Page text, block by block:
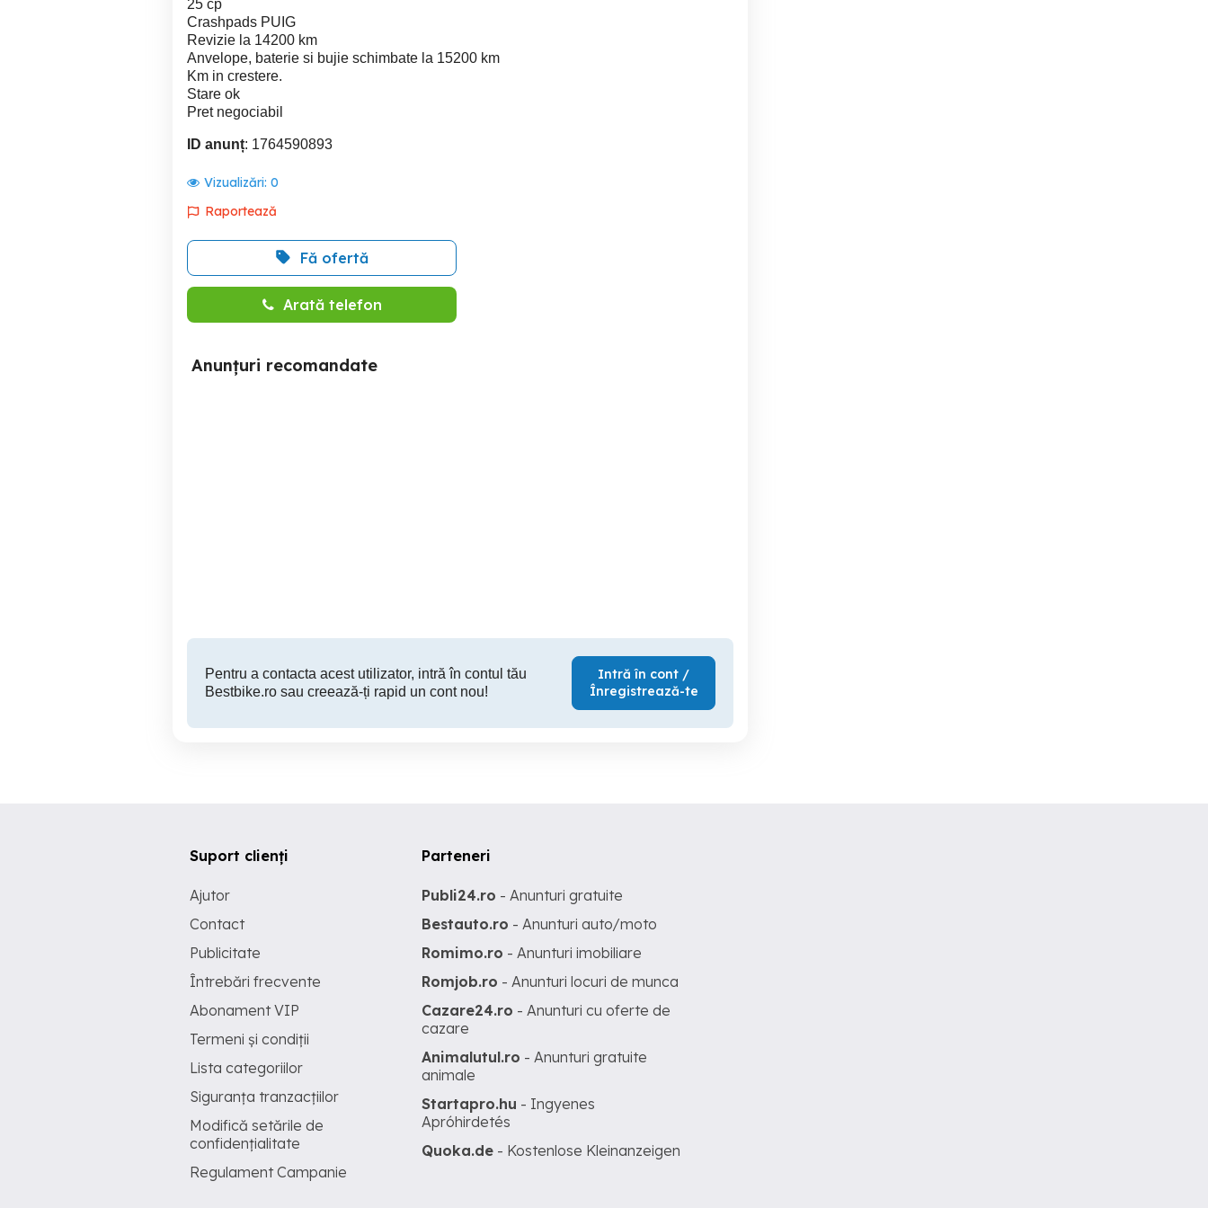
25 cp
Crashpads PUIG
Revizie la 14200 km
Anvelope, baterie si bujie schimbate la 15200 km
Km in crestere.
Stare ok
Pret negociabil
ID anunț: 1764590893
Vizualizări: 0
Raportează
Fă ofertă
Arată telefon
Anunțuri recomandate
Pentru a contacta acest utilizator, intră în contul tău
Bestbike.ro sau creează-ți rapid un cont nou!
Intră în cont /
Înregistrează-te
Suport clienți
Ajutor
Contact
Publicitate
Întrebări frecvente
Abonament VIP
Termeni și condiții
Lista categoriilor
Siguranța tranzacțiilor
Modifică setările de
confidențialitate
Regulament Campanie
Parteneri
Publi24.ro - Anunturi gratuite
Bestauto.ro - Anunturi auto/moto
Romimo.ro - Anunturi imobiliare
Romjob.ro - Anunturi locuri de munca
Cazare24.ro - Anunturi cu oferte de
cazare
Animalutul.ro - Anunturi gratuite
animale
Startapro.hu - Ingyenes
Apróhirdetés
Quoka.de - Kostenlose Kleinanzeigen